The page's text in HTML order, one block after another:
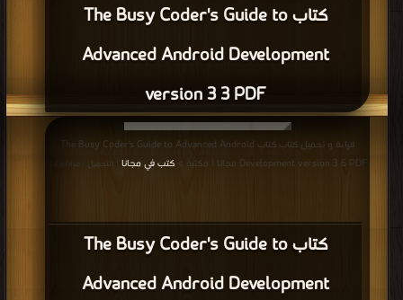
كتاب The Busy Coder's Guide to
Advanced Android Development
version 3 3 PDF
كتاب The Busy Coder's Guide to
Advanced Android Development
قراءة و تحميل كتاب كتاب The Busy Coder's Guide to Advanced Android
Development version 3 6 PDF مجانا | مكتبة >
كتب في مجانا | التحميل : مرة/مرات